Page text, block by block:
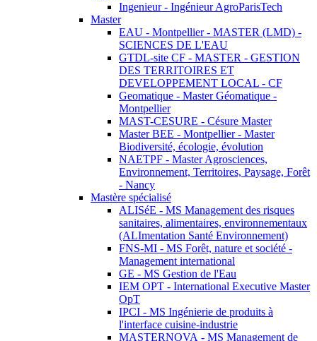
Ingenieur - Ingénieur AgroParisTech
Master
EAU - Montpellier - MASTER (LMD) -
SCIENCES DE L'EAU
GTDL-site CF - MASTER - GESTION
DES TERRITOIRES ET
DEVELOPPEMENT LOCAL - CF
Geomatique - Master Géomatique -
Montpellier
MAST-CESURE - Césure Master
Master BEE - Montpellier - Master
Biodiversité, écologie, évolution
NAETPF - Master Agrosciences,
Environnement, Territoires, Paysage, Forêt
- Nancy
Mastère spécialisé
ALISéE - MS Management des risques
sanitaires, alimentaires, environnementaux
(ALImentation Santé Environnement)
FNS-MI - MS Forêt, nature et société -
Management international
GE - MS Gestion de l'Eau
IEM OPT - International Executive Master
OpT
IPCI - MS Ingénierie de produits à
l'interface cuisine-industrie
MASTERNOVA - MS Management de